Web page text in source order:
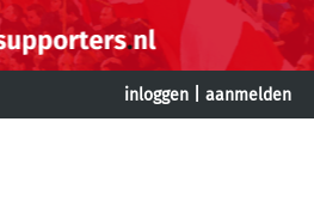
inloggen aanmelden